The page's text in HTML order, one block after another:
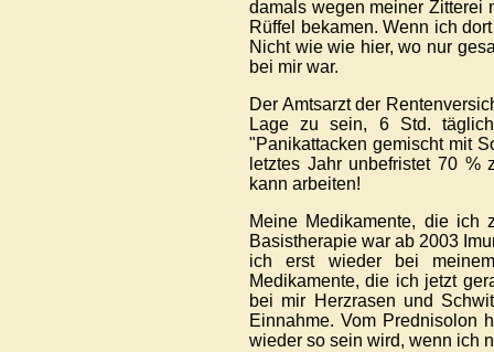
damals wegen meiner Zitterei
Rüffel bekamen. Wenn ich
Nicht wie wie hier, wo nur
bei mir war.
Der Amtsarzt der
Lage zu sein, 6 Std.
"Panikattacken gemischt mit
letztes Jahr unbefristet 70 %
kann arbeiten!
Meine Medikamente, die ich
Basistherapie war ab 2003
ich erst wieder bei
Medikamente, die ich jetzt
bei mir Herzrasen und
Einnahme. Vom Prednisolon
wieder so sein wird, wenn ich